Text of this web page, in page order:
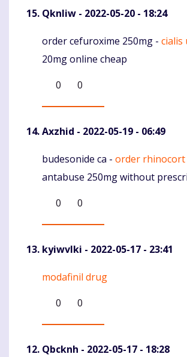
Qknliw - 2022-05-20 - 18:24
Komentaras
order cefuroxime 250mg - cialis
20mg online cheap
0
0
Axzhid - 2022-05-19 - 06:49
Komentaras
budesonide ca - order rhinocort
antabuse 250mg without
0
0
kyiwvlki - 2022-05-17 - 23:41
Komentaras
modafinil drug
0
0
Qbcknh - 2022-05-17 - 18:28